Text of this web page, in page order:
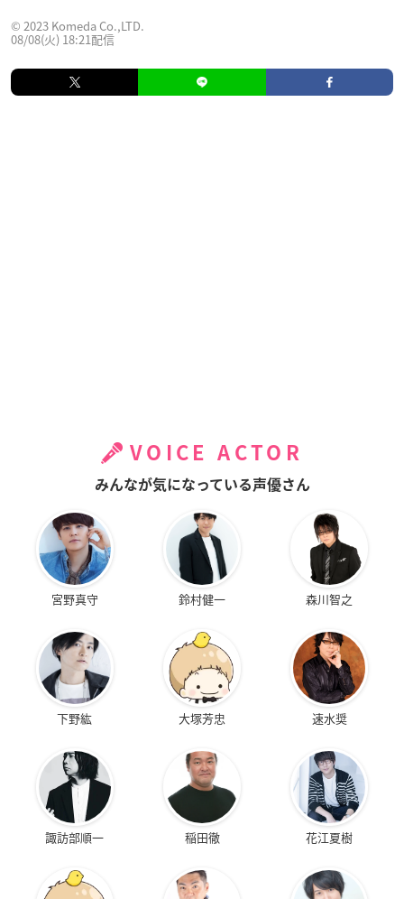
© 2023 Komeda Co.,LTD.
08/08(火) 18:21配信
VOICE ACTOR
みんなが気になっている声優さん
宮野真守 鈴村健一 森川智之
下野紘 大塚芳忠 速水奨
諏訪部順一 稲田徹 花江夏樹